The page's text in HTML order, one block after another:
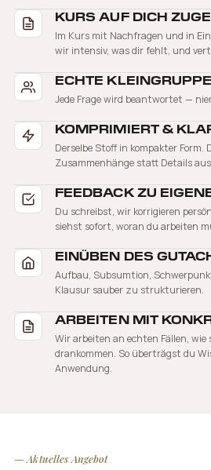
KURS AUF DICH
Im Kurs mit Nachfragen und in
wir intensiv, was dir fehlt, und
ECHTE KLEINGRUPPE
Jede Frage wird beantwortet —
KOMPRIMIERT &
Derselbe Stoff in kompakter Form.
Zusammenhänge statt Details
FEEDBACK ZU
Du schreibst, wir korrigieren
siehst sofort, woran du arbeiten
EINÜBEN DES
Aufbau, Subsumtion,
Klausur sauber zu strukturieren.
ARBEITEN MIT
Wir arbeiten an echten Fällen, wie
drankommen. So überträgst du
Anwendung.
— Aktuelles Angebot